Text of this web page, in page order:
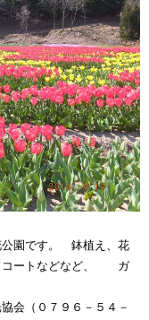
園です。 鉢植え、花
コートなどなど、 ガ
（０７９６－５４－